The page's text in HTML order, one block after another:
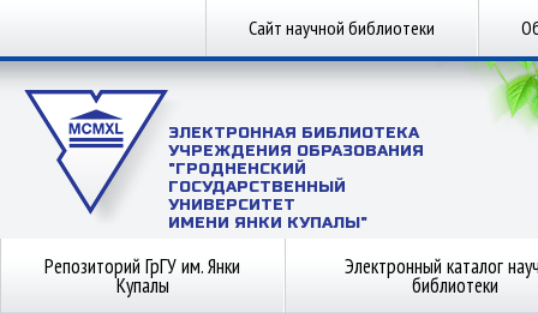
Сайт научной библиотеки
ЭЛЕКТРОННАЯ БИБЛИОТЕКА
УЧРЕЖДЕНИЯ ОБРАЗОВАНИЯ
"ГРОДНЕНСКИЙ
ГОСУДАРСТВЕННЫЙ
УНИВЕРСИТЕТ
ИМЕНИ ЯНКИ КУПАЛЫ"
Репозиторий ГрГУ им. Янки
Купалы
Электронный каталог
библиотеки